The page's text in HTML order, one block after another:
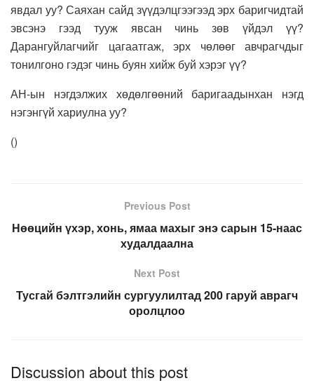
явдал уу? Саяхан сайд зүүдэлцгээгээд эрх баригчидтай
эвсэнэ гээд тууж явсан чинь зөв үйдэл үү?
Дарангуйлагчийг цагаатгаж, эрх чөлөөг авчрагчдыг
тонилгоно гэдэг чинь буян хийж буй хэрэг үү?
АН-ын нэгдэлжих хөдөлгөөний баригаадынхан нэгд
нэгэнгүй хариулна уу?
()
Previous Post
Нөөцийн үхэр, хонь, ямаа махыг энэ сарын 15-наас
худалдаална
Next Post
Тусгай бэлтгэлийн сургуулилтад 200 гаруй аврагч
оролцлоо
Discussion about this post